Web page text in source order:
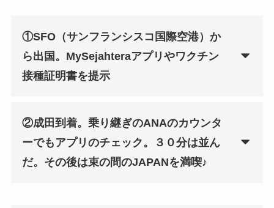
①SFO（サンフランシスコ国際空港）か
ら出国。MySejahteraアプリやワクチン
接種証明書を提示
②成田到着。乗り継ぎのANAのカウンタ
ーでもアプリのチェック。３０分は並ん
だ。その後は束の間のJAPANを満喫♪